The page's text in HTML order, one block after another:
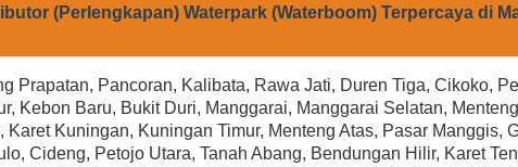
(Perlengkapan) Waterpark (Waterboom) Terpercaya di
Prapatan, Pancoran, Kalibata, Rawa Jati, Duren Tiga, Cikoko,
Kebon Baru, Bukit Duri, Manggarai, Manggarai Selatan,
Karet Kuningan, Kuningan Timur, Menteng Atas, Pasar Manggis,
Cideng, Petojo Utara, Tanah Abang, Bendungan Hilir, Karet